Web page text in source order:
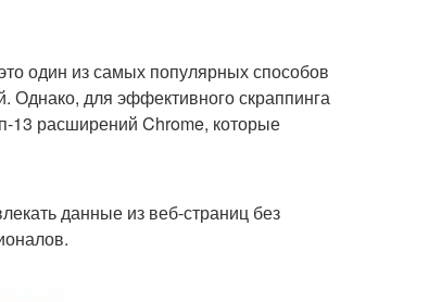
один из самых популярных способов
Однако, для эффективного скраппинга
13 расширений Chrome, которые
данные из веб-страниц без